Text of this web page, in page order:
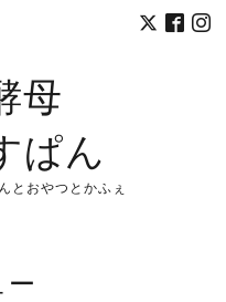
母
ぱん
とおやつとかふぇ